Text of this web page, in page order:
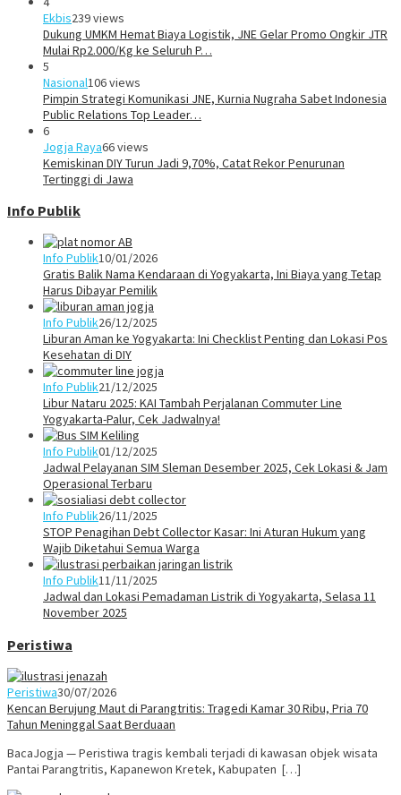
Ekbis239 views
Dukung UMKM Hemat Biaya Logistik, JNE Gelar Promo Ongkir JTR
Mulai Rp2.000/Kg ke Seluruh P…
5
Nasional106 views
Pimpin Strategi Komunikasi JNE, Kurnia Nugraha Sabet Indonesia
Public Relations Top Leader…
6
Jogja Raya66 views
Kemiskinan DIY Turun Jadi 9,70%, Catat Rekor Penurunan
Tertinggi di Jawa
Info Publik
Info Publik10/01/2026
Gratis Balik Nama Kendaraan di Yogyakarta, Ini Biaya yang Tetap
Harus Dibayar Pemilik
Info Publik26/12/2025
Liburan Aman ke Yogyakarta: Ini Checklist Penting dan Lokasi Pos
Kesehatan di DIY
Info Publik21/12/2025
Libur Nataru 2025: KAI Tambah Perjalanan Commuter Line
Yogyakarta-Palur, Cek Jadwalnya!
Info Publik01/12/2025
Jadwal Pelayanan SIM Sleman Desember 2025, Cek Lokasi & Jam
Operasional Terbaru
Info Publik26/11/2025
STOP Penagihan Debt Collector Kasar: Ini Aturan Hukum yang
Wajib Diketahui Semua Warga
Info Publik11/11/2025
Jadwal dan Lokasi Pemadaman Listrik di Yogyakarta, Selasa 11
November 2025
Peristiwa
Peristiwa30/07/2026
Kencan Berujung Maut di Parangtritis: Tragedi Kamar 30 Ribu, Pria 70
Tahun Meninggal Saat Berduaan
BacaJogja — Peristiwa tragis kembali terjadi di kawasan objek wisata
Pantai Parangtritis, Kapanewon Kretek, Kabupaten […]